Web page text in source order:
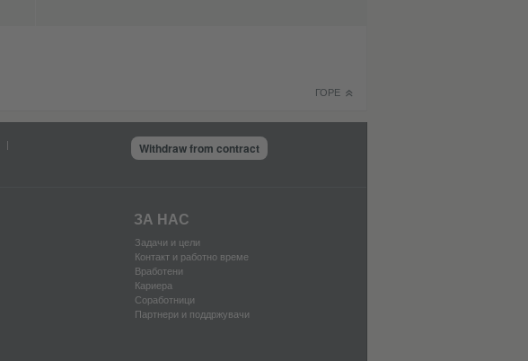
ГОРЕ
Withdraw from contract
ЗА НАС
Задачи и цели
Контакт и работно време
Вработени
Кариера
Соработници
Партнери и поддржувачи